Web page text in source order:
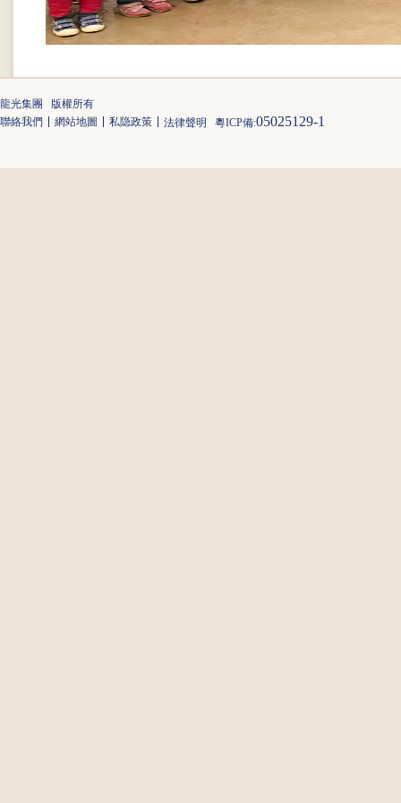
龍光集團 版權所有
聯絡我們
網站地圖 私隐政策 法律聲明 粵ICP備:05025129-1